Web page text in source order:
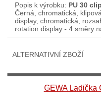
Popis k výrobku: PU 30 clip
Černá, chromatická,
display, chromatická,
rotation display - 4 směry
ALTERNATIVNÍ ZBOŽÍ
GEWA Ladička